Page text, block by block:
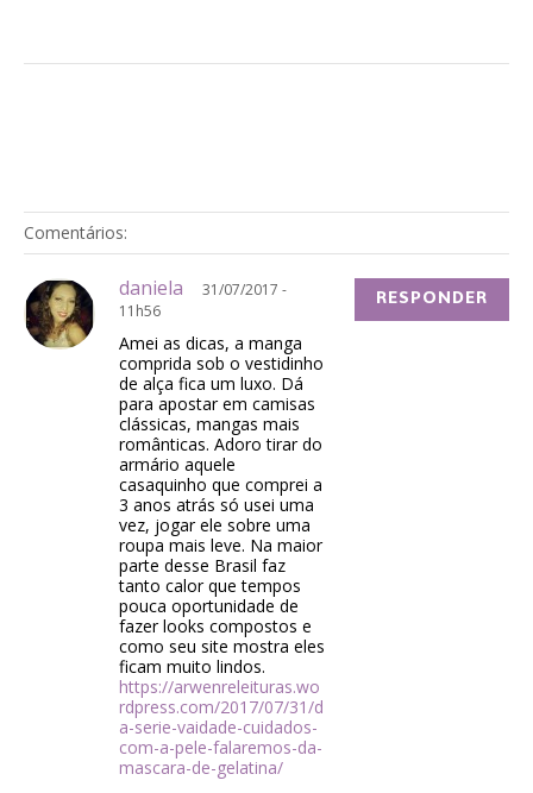
Comentários:
daniela
31/07/2017 -
11h56
Amei as dicas, a manga
comprida sob o vestidinho
de alça fica um luxo. Dá
para apostar em camisas
clássicas, mangas mais
românticas. Adoro tirar do
armário aquele
casaquinho que comprei a
3 anos atrás só usei uma
vez, jogar ele sobre uma
roupa mais leve. Na maior
parte desse Brasil faz
tanto calor que tempos
pouca oportunidade de
fazer looks compostos e
como seu site mostra eles
ficam muito lindos.
https://arwenreleituras.wo
rdpress.com/2017/07/31/d
a-serie-vaidade-cuidados-
com-a-pele-falaremos-da-
mascara-de-gelatina/
RESPONDER